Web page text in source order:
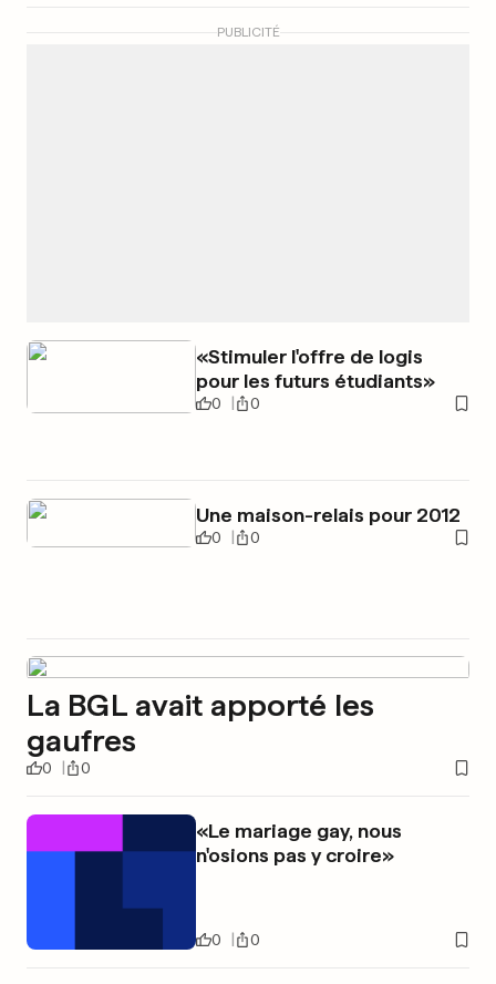
«Stimuler l'offre de logis
pour les futurs étudiants»
0 0
Une maison-relais pour 2012
0 0
PUBLICITÉ
La BGL avait apporté les
gaufres
0 0
«Le mariage gay, nous
n'osions pas y croire»
0 0